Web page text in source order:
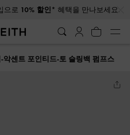
으로 10% 할인* 혜택을 만나보세요.
악센트 포인티드-토 슬링백 펌프스